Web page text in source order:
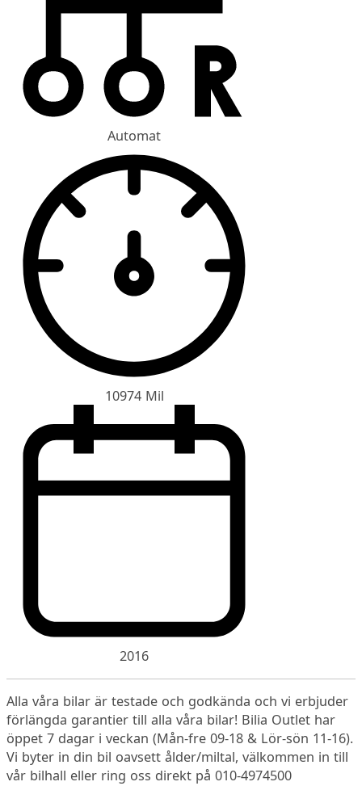
Automat
10974 Mil
2016
Alla våra bilar är testade och godkända och vi erbjuder
förlängda garantier till alla våra bilar! Bilia Outlet har
öppet 7 dagar i veckan (Mån-fre 09-18 & Lör-sön 11-16).
Vi byter in din bil oavsett ålder/miltal, välkommen in till
vår bilhall eller ring oss direkt på 010-4974500